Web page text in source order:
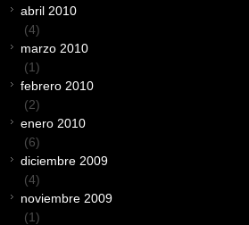
abril 2010
(4)
marzo 2010
(1)
febrero 2010
(2)
enero 2010
(6)
diciembre 2009
(4)
noviembre 2009
(1)